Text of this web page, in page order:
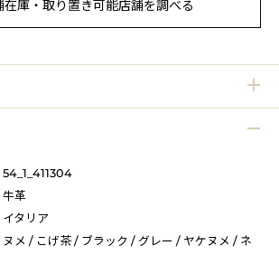
在庫・取り置き可能店舗を調べる
54_1_411304
牛革
イタリア
ヌメ / こげ茶 / ブラック / グレー / ヤケヌメ / ネ